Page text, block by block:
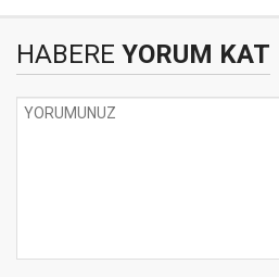
HABERE YORUM KAT